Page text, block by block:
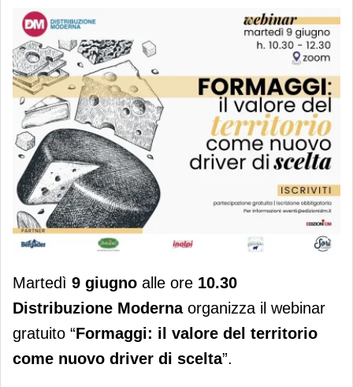
Martedì 9 giugno alle ore 10.30
Distribuzione Modernaorganizza il webinar
gratuito “Formaggi: il valore del territorio
come nuovo driver di scelta”.